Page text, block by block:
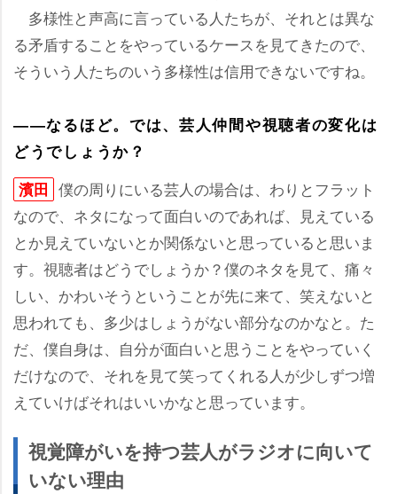
多様性と声高に言っている人たちが、それとは異な
る矛盾することをやっているケースを見てきたので、
そういう人たちのいう多様性は信用できないですね。
――なるほど。では、芸人仲間や視聴者の変化は
どうでしょうか？
濱田 僕の周りにいる芸人の場合は、わりとフラット
なので、ネタになって面白いのであれば、見えている
とか見えていないとか関係ないと思っていると思いま
す。視聴者はどうでしょうか？僕のネタを見て、痛々
しい、かわいそうということが先に来て、笑えないと
思われても、多少はしょうがない部分なのかなと。た
だ、僕自身は、自分が面白いと思うことをやっていく
だけなので、それを見て笑ってくれる人が少しずつ増
えていけばそれはいいかなと思っています。
視覚障がいを持つ芸人がラジオに向いて
いない理由